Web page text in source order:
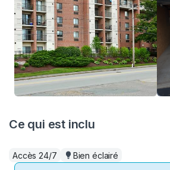
Ce qui est inclu
Accès 24/7 Bien éclairé